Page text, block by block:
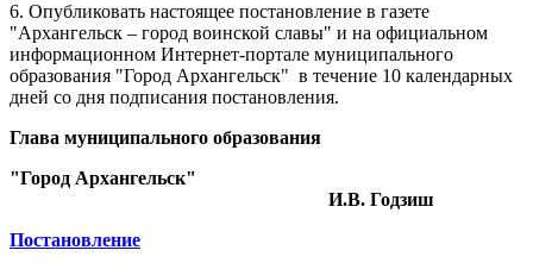
6. Опубликовать настоящее постановление в газете
"Архангельск – город воинской славы" и на официальном
информационном Интернет-портале муниципального
образования "Город Архангельск" в течение 10 календарных
дней со дня подписания постановления.
Глава муниципального образования
"Город Архангельск"
И.В. Годзиш
Постановление